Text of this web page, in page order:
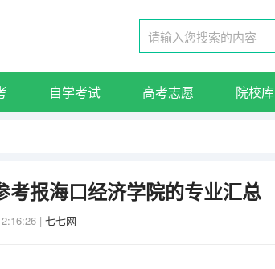
自学考试 高考志愿 院校库
报海口经济学院的专业汇总
| 七七网